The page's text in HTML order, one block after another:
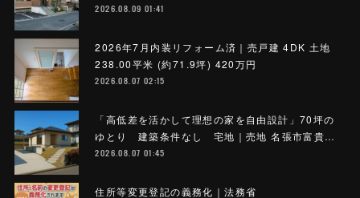
2026.08.09 01:41
2026年7月内装リフォーム済｜売戸建 4DK 土地
238.00平米 (約71.9坪) 420万円
2026.08.07 02:15
「高低差を活かして理想の家を自由設計」70坪の
ゆとり 建築条件なし 宅地｜売地 名張市富貴…
2026.08.07 01:45
住所等変更登記の義務化｜法務省